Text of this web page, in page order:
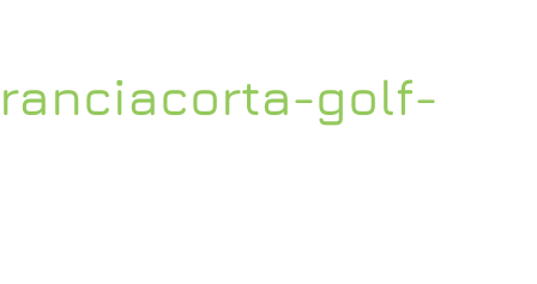
golf-